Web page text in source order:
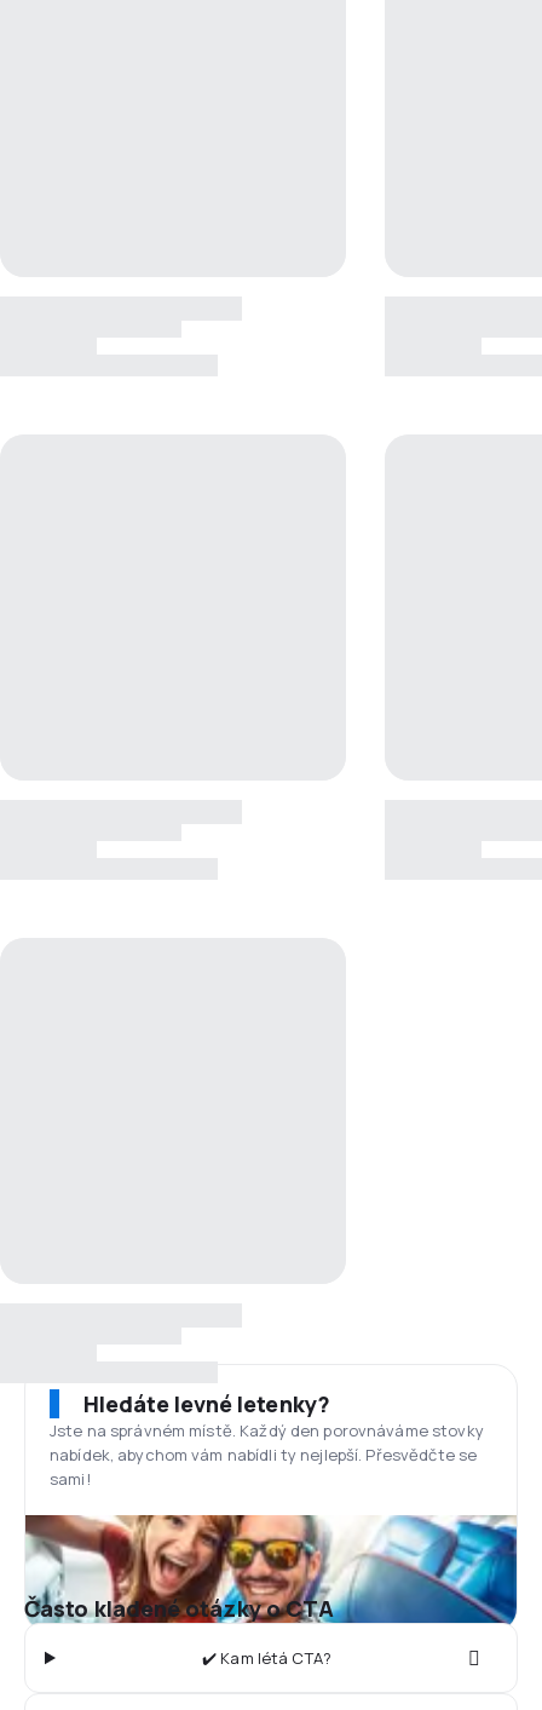
Hledáte levné letenky?
Jste na správném místě. Každý den porovnáváme stovky
nabídek, abychom vám nabídli ty nejlepší. Přesvědčte se
sami!
Často kladené otázky o CTA
✔️ Kam létá CTA?